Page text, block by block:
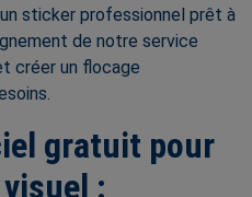
sticker professionnel prêt à
de notre service
créer un flocage
gratuit pour
: